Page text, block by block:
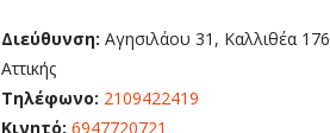
Διεύθυνση: Αγησιλάου 31, Καλλιθέα
Αττικής
Τηλέφωνο: 2109422419
Κινητό: 6947720721